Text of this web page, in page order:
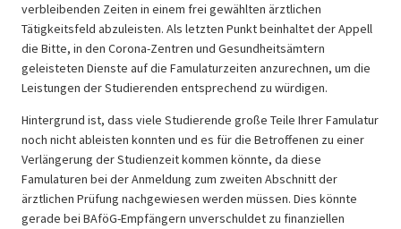
verbleibenden Zeiten in einem frei gewählten ärztlichen
Tätigkeitsfeld abzuleisten. Als letzten Punkt beinhaltet der Appell
die Bitte, in den Corona-Zentren und Gesundheitsämtern
geleisteten Dienste auf die Famulaturzeiten anzurechnen, um die
Leistungen der Studierenden entsprechend zu würdigen.
Hintergrund ist, dass viele Studierende große Teile Ihrer Famulatur
noch nicht ableisten konnten und es für die Betroffenen zu einer
Verlängerung der Studienzeit kommen könnte, da diese
Famulaturen bei der Anmeldung zum zweiten Abschnitt der
ärztlichen Prüfung nachgewiesen werden müssen. Dies könnte
gerade bei BAföG-Empfängern unverschuldet zu finanziellen